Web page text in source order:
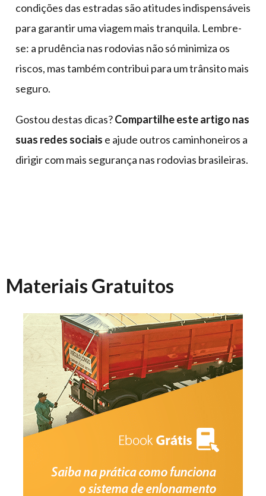
condições das estradas são atitudes indispensáveis
para garantir uma viagem mais tranquila. Lembre-
se: a prudência nas rodovias não só minimiza os
riscos, mas também contribui para um trânsito mais
seguro.
Gostou destas dicas?Compartilhe este artigo nas
suas redes sociais e ajude outros caminhoneiros a
dirigir com mais segurança nas rodovias brasileiras.
Materiais Gratuitos